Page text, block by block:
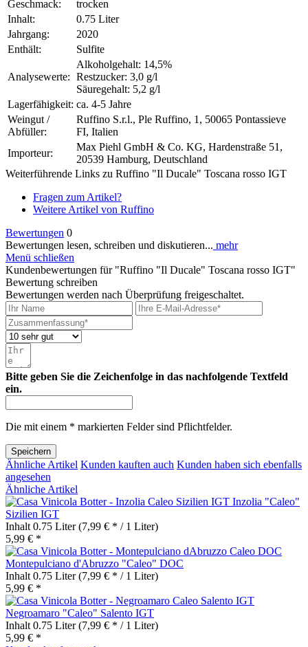
Geschmack:
trocken
Inhalt:
0.75 Liter
Jahrgang:
2020
Enthält:
Sulfite
Analysewerte:
Alkoholgehalt: 14,5%
Restzucker: 3,0 g/l
Säuregehalt: 5,2 g/l
Lagerfähigkeit: ca. 4-5 Jahre
Weingut /
Abfüller:
Ruffino S.r.l., Ple Ruffino, 1, 50065 Pontassieve
FI, Italien
Importeur:
Max Piehl GmbH & Co. KG, Hardenstraße 51,
20539 Hamburg, Deutschland
Weiterführende Links zu Ruffino "Il Ducale" Toscana rosso IGT
Fragen zum Artikel?
Weitere Artikel von Ruffino
Bewertungen 0
Bewertungen lesen, schreiben und diskutieren... mehr
Menü schließen
Kundenbewertungen für "Ruffino "Il Ducale" Toscana rosso IGT"
Bewertung schreiben
Bewertungen werden nach Überprüfung freigeschaltet.
Bitte geben Sie die Zeichenfolge in das nachfolgende Textfeld
ein.
Die mit einem * markierten Felder sind Pflichtfelder.
Speichern
Ähnliche Artikel Kunden kauften auch Kunden haben sich ebenfalls
angesehen
Ähnliche Artikel
Inzolia "Caleo"
Sizilien IGT
Inhalt 0.75 Liter(7,99 € * / 1 Liter)
5,99 € *
Montepulciano d'Abruzzo "Caleo" DOC
Inhalt 0.75 Liter(7,99 € * / 1 Liter)
5,99 € *
Negroamaro "Caleo" Salento IGT
Inhalt 0.75 Liter(7,99 € * / 1 Liter)
5,99 € *